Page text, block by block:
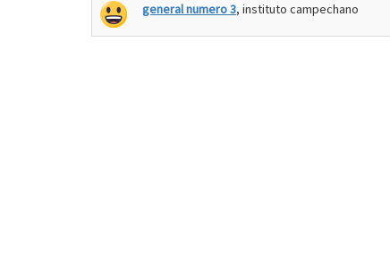
general numero 3, instituto campechano